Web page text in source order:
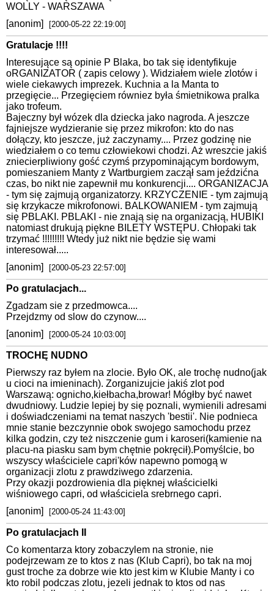
WOLLY - WARSZAWA
[anonim]
[2000-05-22 22:19:00]
Gratulacje !!!!
Interesujące są opinie P Blaka, bo tak się identyfikuje
oRGANIZATOR ( zapis celowy ). Widziałem wiele zlotów i
wiele ciekawych imprezek. Kuchnia a la Manta to
przegięcie... Przegięciem równiez była śmietnikowa pralka
jako trofeum.
Bajeczny był wózek dla dziecka jako nagroda. A jeszcze
fajniejsze wydzieranie się przez mikrofon: kto do nas
dołączy, kto jeszcze, już zaczynamy.... Przez godzinę nie
wiedziałem o co temu człowiekowi chodzi. Aż wreszcie jakiś
zniecierpliwiony gość czymś przypominającym bordowym,
pomieszaniem Manty z Wartburgiem zaczął sam jeździćna
czas, bo nikt nie zapewnił mu konkurencji.... ORGANIZACJA
- tym się zajmują organizatorzy. KRZYCZENIE - tym zajmują
się krzykacze mikrofonowi. BALKOWANIEM - tym zajmują
się PBLAKI. PBLAKI - nie znają się na organizacją, HUBIKI
natomiast drukują piękne BILETY WSTĘPU. Chłopaki tak
trzymać !!!!!!!!! Wtedy już nikt nie będzie się wami
interesował.....
[anonim]
[2000-05-23 22:57:00]
Po gratulacjach...
Zgadzam sie z przedmowca....
Przejdzmy od slow do czynow....
[anonim]
[2000-05-24 10:03:00]
TROCHĘ NUDNO
Pierwszy raz byłem na zlocie. Było OK, ale trochę nudno(jak
u cioci na imieninach). Zorganizujcie jakiś zlot pod
Warszawą: ognicho,kiełbacha,browar! Mógłby być nawet
dwudniowy. Ludzie lepiej by się poznali, wymienili adresami
i doświadczeniami na temat naszych 'bestii'. Nie podnieca
mnie stanie bezczynnie obok swojego samochodu przez
kilka godzin, czy też niszczenie gum i karoseri(kamienie na
placu-na piasku sam bym chętnie pokręcił).Pomyślcie, bo
wszyscy właściciele capri'ków napewno pomogą w
organizacji zlotu z prawdziwego zdarzenia.
Przy okazji pozdrowienia dla pięknej właścicielki
wiśniowego capri, od właściciela srebrnego capri.
[anonim]
[2000-05-24 11:43:00]
Po gratulacjach II
Co komentarza ktory zobaczylem na stronie, nie
podejrzewam ze to ktos z nas (Klub Capri), bo tak na moj
gust troche za dobrze wie kto jest kim w Klubie Manty i co
kto robil podczas zlotu, jezeli jednak to ktos od nas